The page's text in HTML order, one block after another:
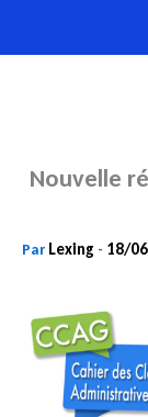
au
Nouvelle
Par Lexing - 18/